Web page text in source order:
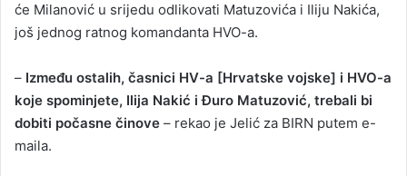
će Milanović u srijedu odlikovati Matuzovića i Iliju Nakića,
još jednog ratnog komandanta HVO-a.
– Između ostalih, časnici HV-a [Hrvatske vojske] i HVO-a
koje spominjete, Ilija Nakić i Đuro Matuzović, trebali bi
dobiti počasne činove – rekao je Jelić za BIRN putem e-
maila.